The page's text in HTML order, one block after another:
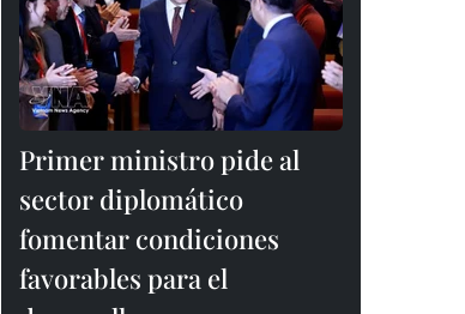
Primer ministro pide al
sector diplomático
fomentar condiciones
favorables para el